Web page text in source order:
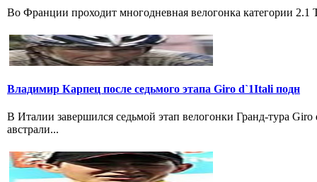
Во Франции проходит многодневная велогонка категории
Владимир Карпец после седьмого этапа Giro d`1Itali подн
В Италии завершился седьмой этап велогонки Гранд-тура
австрали...